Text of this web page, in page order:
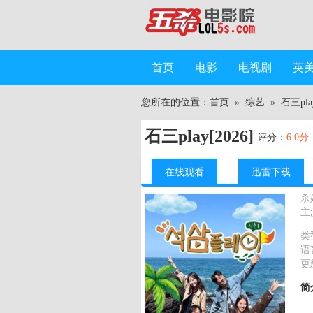
首页 电影 电视剧 英
您所在的位置： 首页 » 综艺 » 石三
石三play[2026] 评分： 6.0分
在线观看 迅雷下载
杀
主
类
语
更
简